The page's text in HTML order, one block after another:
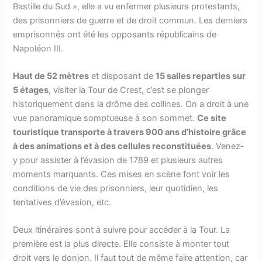
Bastille du Sud », elle a vu enfermer plusieurs protestants,
des prisonniers de guerre et de droit commun. Les derniers
emprisonnés ont été les opposants républicains de
Napoléon III.
Haut de 52 mètres et disposant de15 salles reparties sur
5 étages, visiter la Tour de Crest, c’est se plonger
historiquement dans la drôme des collines. On a droit à une
vue panoramique somptueuse à son sommet.Ce site
touristique transporte à travers 900 ans d’histoire grâce
à des animations et à des cellules reconstituées. Venez-
y pour assister à l’évasion de 1789 et plusieurs autres
moments marquants. Ces mises en scène font voir les
conditions de vie des prisonniers, leur quotidien, les
tentatives d’évasion, etc.
Deux itinéraires sont à suivre pour accéder à la Tour. La
première est la plus directe. Elle consiste à monter tout
droit vers le donjon. Il faut tout de même faire attention, car